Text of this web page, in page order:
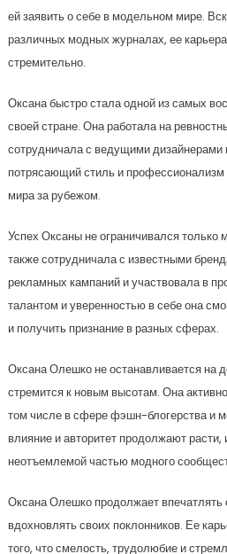
ей заявить о себе в модельном мире.
различных модных журналах, ее
стремительно.
Оксана быстро стала одной из самых
своей стране. Она работала на
сотрудничала с ведущими
потрясающий стиль и
мира за рубежом.
Успех Оксаны не ограничивался только
также сотрудничала с известными
рекламных кампаний и участвовала в
талантом и уверенностью в себе она
и получить признание в разных сферах.
Оксана Олешко не останавливается на
стремится к новым высотам. Она
том числе в сфере фэшн-блогерства и
влияние и авторитет продолжают расти,
неотъемлемой частью модного
Оксана Олешко продолжает
вдохновлять своих поклонников. Ее
того, что смелость, трудолюбие и